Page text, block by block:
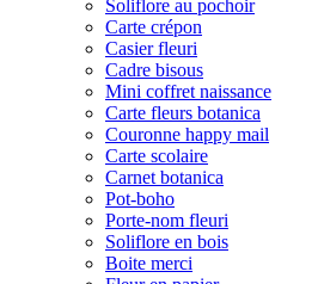
Soliflore au pochoir
Carte crépon
Casier fleuri
Cadre bisous
Mini coffret naissance
Carte fleurs botanica
Couronne happy mail
Carte scolaire
Carnet botanica
Pot-boho
Porte-nom fleuri
Soliflore en bois
Boite merci